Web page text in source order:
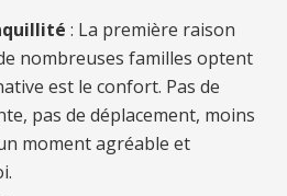
: La première raison
nombreuses familles optent
est le confort. Pas de
pas de déplacement, moins
moment agréable et